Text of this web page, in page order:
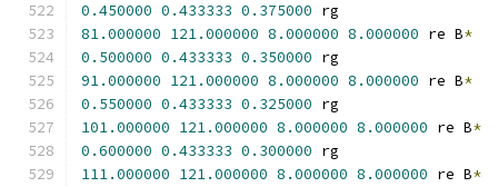
0.450000 0.433333 0.375000 rg
81.000000 121.000000 8.000000 8.000000 re B*
0.500000 0.433333 0.350000 rg
91.000000 121.000000 8.000000 8.000000 re B*
0.550000 0.433333 0.325000 rg
101.000000 121.000000 8.000000 8.000000 re B*
0.600000 0.433333 0.300000 rg
111.000000 121.000000 8.000000 8.000000 re B*